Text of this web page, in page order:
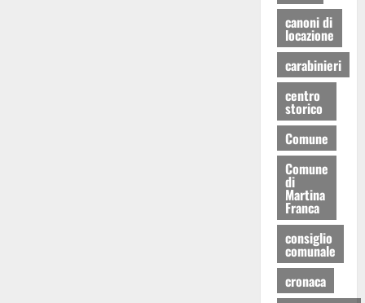
canoni di
locazione
carabinieri
centro
storico
Comune
Comune
di
Martina
Franca
consiglio
comunale
cronaca